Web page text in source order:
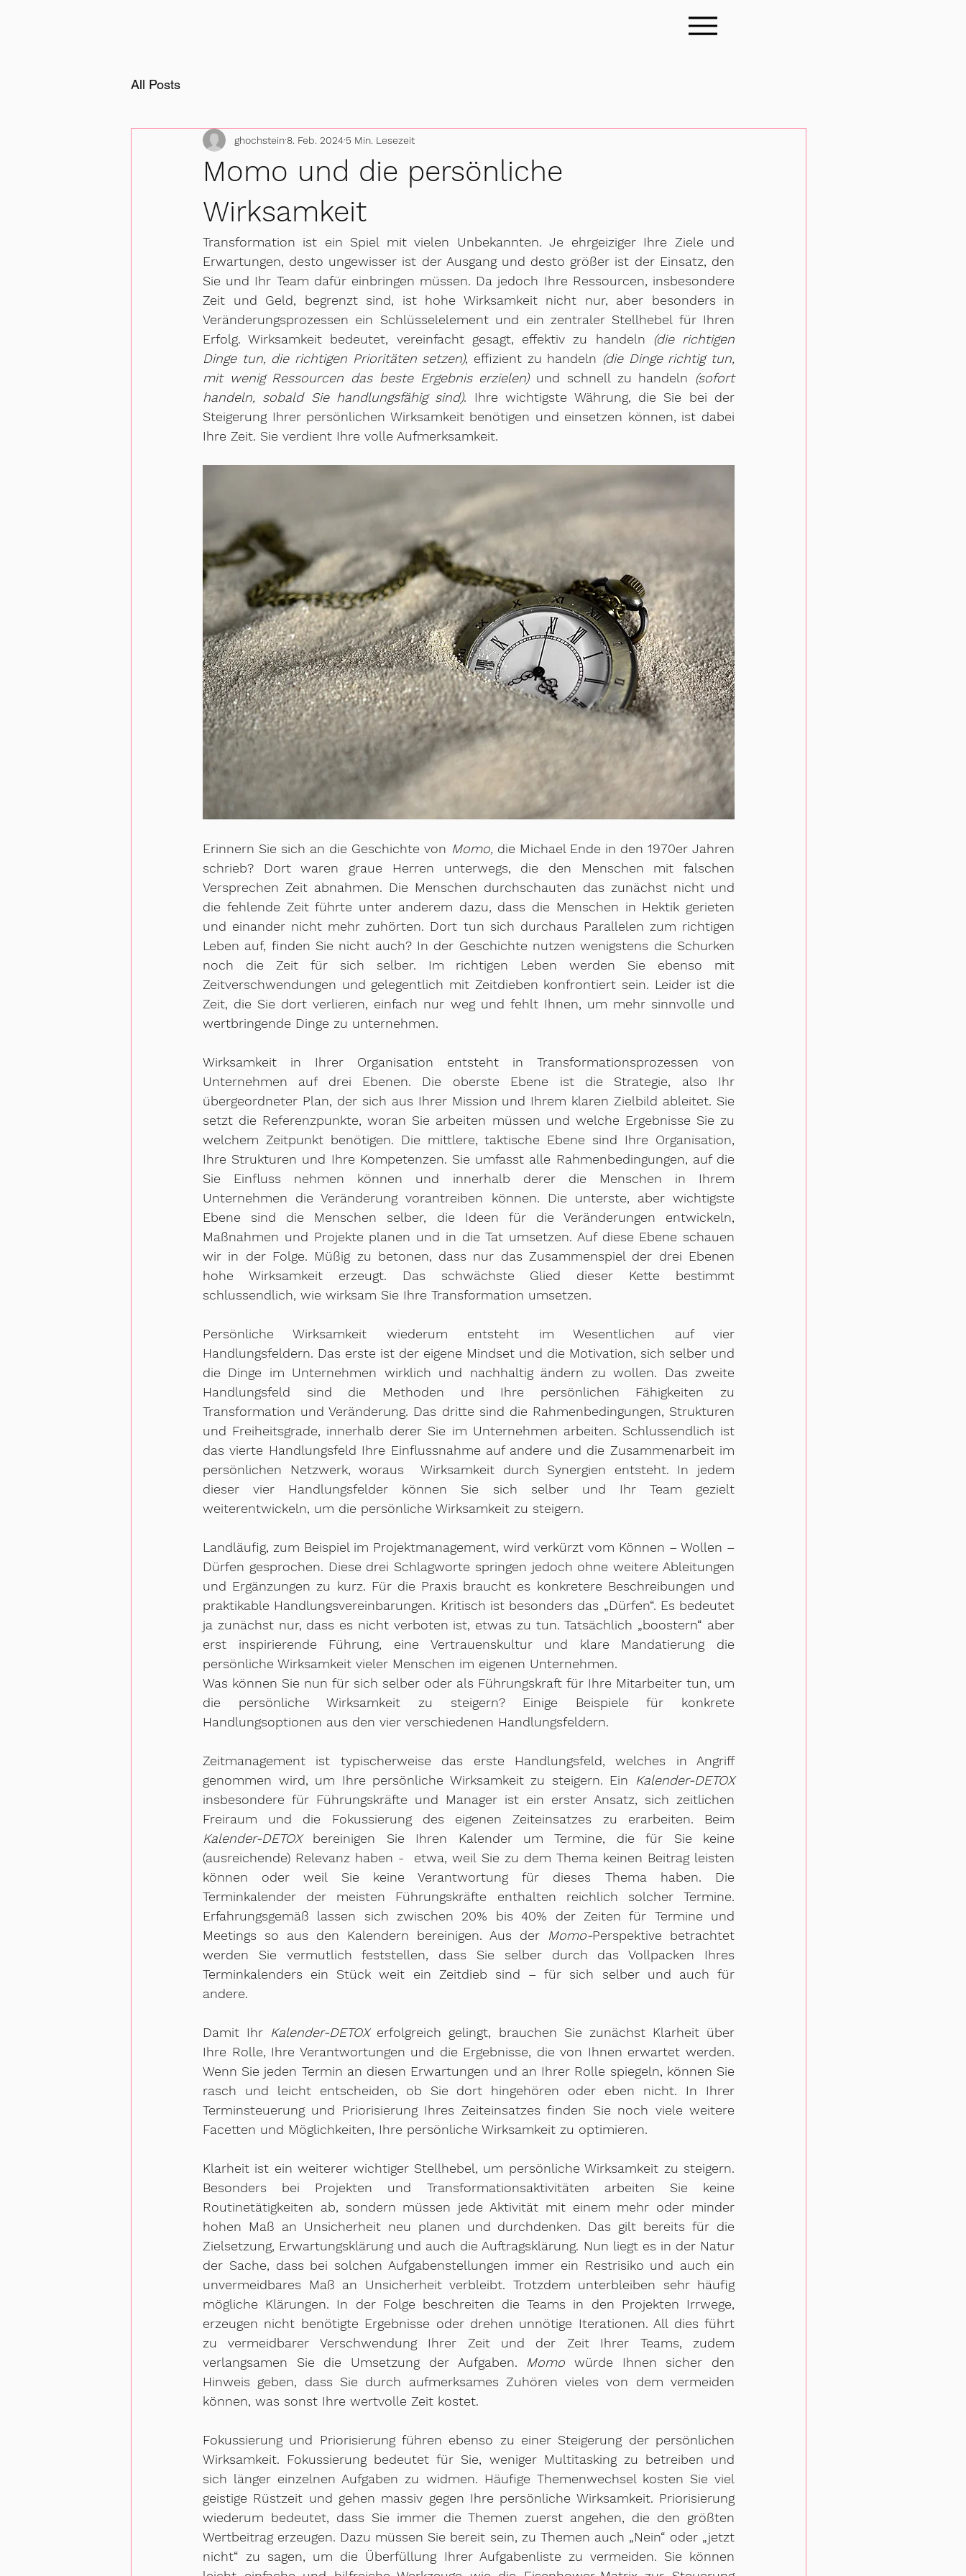
All Posts
Momo und die persönliche
Wirksamkeit
ghochstein 8. Feb. 2024 5 Min. Lesezeit
Transformation ist ein Spiel mit vielen Unbekannten. Je ehrgeiziger Ihre Ziele und
Erwartungen, desto ungewisser ist der Ausgang und desto größer ist der Einsatz, den
Sie und Ihr Team dafür einbringen müssen. Da jedoch Ihre Ressourcen, insbesondere
Zeit und Geld, begrenzt sind, ist hohe Wirksamkeit nicht nur, aber besonders in
Veränderungsprozessen ein Schlüsselelement und ein zentraler Stellhebel für Ihren
Erfolg. Wirksamkeit bedeutet, vereinfacht gesagt, effektiv zu handeln
(die richtigen
Dinge tun, die richtigen Prioritäten setzen), effizient zu handeln (die Dinge richtig tun,
mit wenig Ressourcen das beste Ergebnis erzielen) und schnell zu handeln (sofort
handeln, sobald Sie handlungsfähig sind). Ihre wichtigste Währung, die Sie bei der
Steigerung Ihrer persönlichen Wirksamkeit benötigen und einsetzen können, ist dabei
Ihre Zeit. Sie verdient Ihre volle Aufmerksamkeit.
Erinnern Sie sich an die Geschichte von Momo, die Michael Ende in den 1970er Jahren
schrieb? Dort waren graue Herren unterwegs, die den Menschen mit falschen
Versprechen Zeit abnahmen. Die Menschen durchschauten das zunächst nicht und
die fehlende Zeit führte unter anderem dazu, dass die Menschen in Hektik gerieten
und einander nicht mehr zuhörten. Dort tun sich durchaus Parallelen zum richtigen
Leben auf, finden Sie nicht auch? In der Geschichte nutzen wenigstens die Schurken
noch die Zeit für sich selber. Im richtigen Leben werden Sie ebenso mit
Zeitverschwendungen und gelegentlich mit Zeitdieben konfrontiert sein. Leider ist die
Zeit, die Sie dort verlieren, einfach nur weg und fehlt Ihnen, um mehr sinnvolle und
wertbringende Dinge zu unternehmen.
Wirksamkeit in Ihrer Organisation entsteht in Transformationsprozessen von
Unternehmen auf drei Ebenen. Die oberste Ebene ist die Strategie, also Ihr
übergeordneter Plan, der sich aus Ihrer Mission und Ihrem klaren Zielbild ableitet. Sie
setzt die Referenzpunkte, woran Sie arbeiten müssen und welche Ergebnisse Sie zu
welchem Zeitpunkt benötigen. Die mittlere, taktische Ebene sind Ihre Organisation,
Ihre Strukturen und Ihre Kompetenzen. Sie umfasst alle Rahmenbedingungen, auf die
Sie Einfluss nehmen können und innerhalb derer die Menschen in Ihrem
Unternehmen die Veränderung vorantreiben können. Die unterste, aber wichtigste
Ebene sind die Menschen selber, die Ideen für die Veränderungen entwickeln,
Maßnahmen und Projekte planen und in die Tat umsetzen. Auf diese Ebene schauen
wir in der Folge. Müßig zu betonen, dass nur das Zusammenspiel der drei Ebenen
hohe Wirksamkeit erzeugt. Das schwächste Glied dieser Kette bestimmt
schlussendlich, wie wirksam Sie Ihre Transformation umsetzen.
Persönliche Wirksamkeit wiederum entsteht im Wesentlichen auf vier
Handlungsfeldern. Das erste ist der eigene Mindset und die Motivation, sich selber und
die Dinge im Unternehmen wirklich und nachhaltig ändern zu wollen. Das zweite
Handlungsfeld sind die Methoden und Ihre persönlichen Fähigkeiten zu
Transformation und Veränderung. Das dritte sind die Rahmenbedingungen, Strukturen
und Freiheitsgrade, innerhalb derer Sie im Unternehmen arbeiten. Schlussendlich ist
das vierte Handlungsfeld Ihre Einflussnahme auf andere und die Zusammenarbeit im
persönlichen Netzwerk, woraus  Wirksamkeit durch Synergien entsteht. In jedem
dieser vier Handlungsfelder können Sie sich selber und Ihr Team gezielt
weiterentwickeln, um die persönliche Wirksamkeit zu steigern.
Landläufig, zum Beispiel im Projektmanagement, wird verkürzt vom Können – Wollen –
Dürfen gesprochen. Diese drei Schlagworte springen jedoch ohne weitere Ableitungen
und Ergänzungen zu kurz. Für die Praxis braucht es konkretere Beschreibungen und
praktikable Handlungsvereinbarungen. Kritisch ist besonders das „Dürfen“. Es bedeutet
ja zunächst nur, dass es nicht verboten ist, etwas zu tun. Tatsächlich „boostern“ aber
erst inspirierende Führung, eine Vertrauenskultur und klare Mandatierung die
persönliche Wirksamkeit vieler Menschen im eigenen Unternehmen.
Was können Sie nun für sich selber oder als Führungskraft für Ihre Mitarbeiter tun, um
die persönliche Wirksamkeit zu steigern? Einige Beispiele für konkrete
Handlungsoptionen aus den vier verschiedenen Handlungsfeldern.
Zeitmanagement ist typischerweise das erste Handlungsfeld, welches in Angriff
genommen wird, um Ihre persönliche Wirksamkeit zu steigern. Ein
Kalender-DETOX
insbesondere für Führungskräfte und Manager ist ein erster Ansatz, sich zeitlichen
Kalender-DETOX bereinigen Sie Ihren Kalender um Termine, die für Sie keine
(ausreichende) Relevanz haben -  etwa, weil Sie zu dem Thema keinen Beitrag leisten
können oder weil Sie keine Verantwortung für dieses Thema haben. Die
Terminkalender der meisten Führungskräfte enthalten reichlich solcher Termine.
Erfahrungsgemäß lassen sich zwischen 20% bis 40% der Zeiten für Termine und
Meetings so aus den Kalendern bereinigen. Aus der Momo-Perspektive betrachtet
werden Sie vermutlich feststellen, dass Sie selber durch das Vollpacken Ihres
Terminkalenders ein Stück weit ein Zeitdieb sind – für sich selber und auch für
andere.
Damit Ihr Kalender-DETOX erfolgreich gelingt, brauchen Sie zunächst Klarheit über
Ihre Rolle, Ihre Verantwortungen und die Ergebnisse, die von Ihnen erwartet werden.
Wenn Sie jeden Termin an diesen Erwartungen und an Ihrer Rolle spiegeln, können Sie
rasch und leicht entscheiden, ob Sie dort hingehören oder eben nicht. In Ihrer
Terminsteuerung und Priorisierung Ihres Zeiteinsatzes finden Sie noch viele weitere
Facetten und Möglichkeiten, Ihre persönliche Wirksamkeit zu optimieren.
Klarheit ist ein weiterer wichtiger Stellhebel, um persönliche Wirksamkeit zu steigern.
Besonders bei Projekten und Transformationsaktivitäten arbeiten Sie keine
Routinetätigkeiten ab, sondern müssen jede Aktivität mit einem mehr oder minder
hohen Maß an Unsicherheit neu planen und durchdenken. Das gilt bereits für die
Zielsetzung, Erwartungsklärung und auch die Auftragsklärung. Nun liegt es in der Natur
der Sache, dass bei solchen Aufgabenstellungen immer ein Restrisiko und auch ein
unvermeidbares Maß an Unsicherheit verbleibt. Trotzdem unterbleiben sehr häufig
mögliche Klärungen. In der Folge beschreiten die Teams in den Projekten Irrwege,
erzeugen nicht benötigte Ergebnisse oder drehen unnötige Iterationen. All dies führt
zu vermeidbarer Verschwendung Ihrer Zeit und der Zeit Ihrer Teams, zudem
verlangsamen Sie die Umsetzung der Aufgaben. Momo würde Ihnen sicher den
Hinweis geben, dass Sie durch aufmerksames Zuhören vieles von dem vermeiden
können, was sonst Ihre wertvolle Zeit kostet.
Fokussierung und Priorisierung führen ebenso zu einer Steigerung der persönlichen
Wirksamkeit. Fokussierung bedeutet für Sie, weniger Multitasking zu betreiben und
sich länger einzelnen Aufgaben zu widmen. Häufige Themenwechsel kosten Sie viel
geistige Rüstzeit und gehen massiv gegen Ihre persönliche Wirksamkeit. Priorisierung
wiederum bedeutet, dass Sie immer die Themen zuerst angehen, die den größten
Wertbeitrag erzeugen. Dazu müssen Sie bereit sein, zu Themen auch „Nein“ oder „jetzt
nicht“ zu sagen, um die Überfüllung Ihrer Aufgabenliste zu vermeiden. Sie können